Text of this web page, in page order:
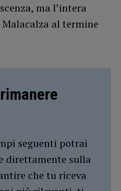
ma l’intera
al termine
seguenti potrai
direttamente sulla
che tu riceva